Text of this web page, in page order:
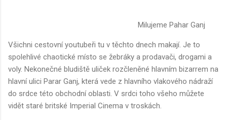
Milujeme Pahar Ganj
Všichni cestovní youtubeři tu v těchto dnech makají. Je to
spolehlivé chaotické místo se žebráky a prodavači, drogami a
voly. Nekonečné bludiště uliček rozčleněné hlavním bizarrem na
hlavní ulici Parar Ganj, která vede z hlavního vlakového nádraží
do srdce této obchodní oblasti. V srdci toho všeho můžete
vidět staré britské Imperial Cinema v troskách.